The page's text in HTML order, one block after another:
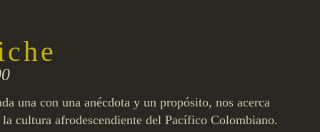
una con una anécdota y un propósito, nos acerca
cultura afrodescendiente del Pacífico Colombiano.